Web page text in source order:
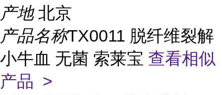
产地 北京
产品名称TX0011 脱纤维裂解
小牛血 无菌 索莱宝 查看相似
产品 >